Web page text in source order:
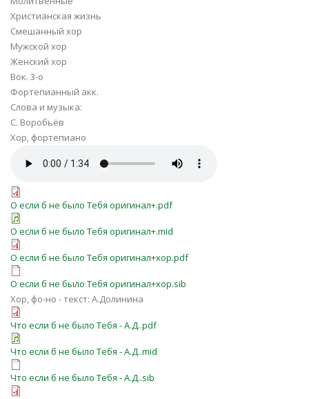
Христианская жизнь
Смешанный хор
Мужской хор
Женский хор
Вок. 3-о
Фортепианный акк.
Слова и музыка:
С. Воробьёв
Хор, фортепиано
О если б не было Тебя оригинал+.pdf
О если б не было Тебя оригинал+.mid
О если б не было Тебя оригинал+хор.pdf
О если б не было Тебя оригинал+хор.sib
Хор, фо-но - текст: А.Долинина
Что если б не было Тебя - А.Д..pdf
Что если б не было Тебя - А.Д..mid
Что если б не было Тебя - А.Д..sib